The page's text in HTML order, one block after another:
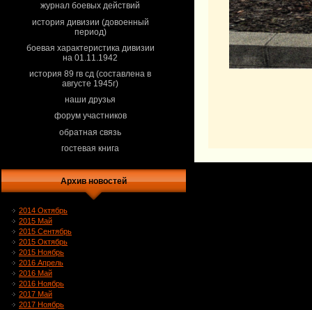
журнал боевых действий
история дивизии (довоенный
период)
боевая характеристика дивизии
на 01.11.1942
история 89 гв сд (составлена в
августе 1945г)
наши друзья
форум участников
обратная связь
гостевая книга
Архив новостей
2014 Октябрь
2015 Май
2015 Сентябрь
2015 Октябрь
2015 Ноябрь
2016 Апрель
2016 Май
2016 Ноябрь
2017 Май
2017 Ноябрь